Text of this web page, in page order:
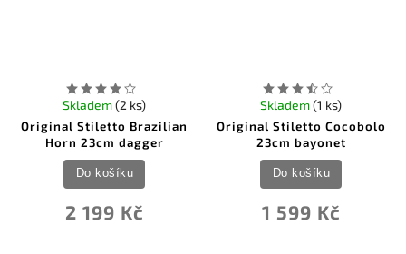
Original Stiletto Brazilian
Horn 23cm dagger
Skladem(2 ks)
2 199 Kč
Do košíku
Original Stiletto Cocobolo
23cm bayonet
Skladem(1 ks)
1 599 Kč
Do košíku